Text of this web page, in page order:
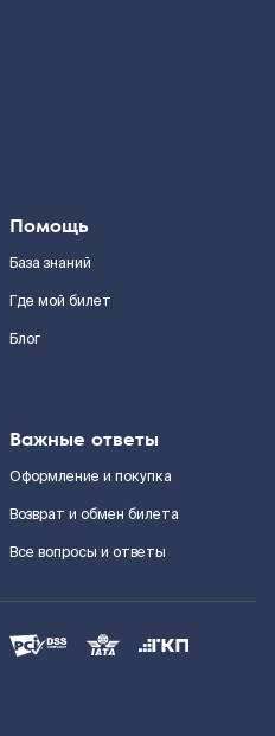
Помощь
База знаний
Где мой билет
Блог
Важные ответы
Оформление и покупка
Возврат и обмен билета
Все вопросы и ответы